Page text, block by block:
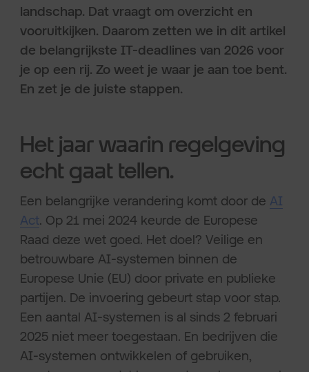
landschap. Dat vraagt om overzicht en
vooruitkijken. Daarom zetten we in dit artikel
de belangrijkste IT-deadlines van 2026 voor
je op een rij. Zo weet je waar je aan toe bent.
En zet je de juiste stappen.
Het jaar waarin regelgeving
echt gaat tellen.
Een belangrijke verandering komt door de AI
Act. Op 21 mei 2024 keurde de Europese
Raad deze wet goed. Het doel? Veilige en
betrouwbare AI-systemen binnen de
Europese Unie (EU) door private en publieke
partijen. De invoering gebeurt stap voor stap.
Een aantal AI-systemen is al sinds 2 februari
2025 niet meer toegestaan. En bedrijven die
AI-systemen ontwikkelen of gebruiken,